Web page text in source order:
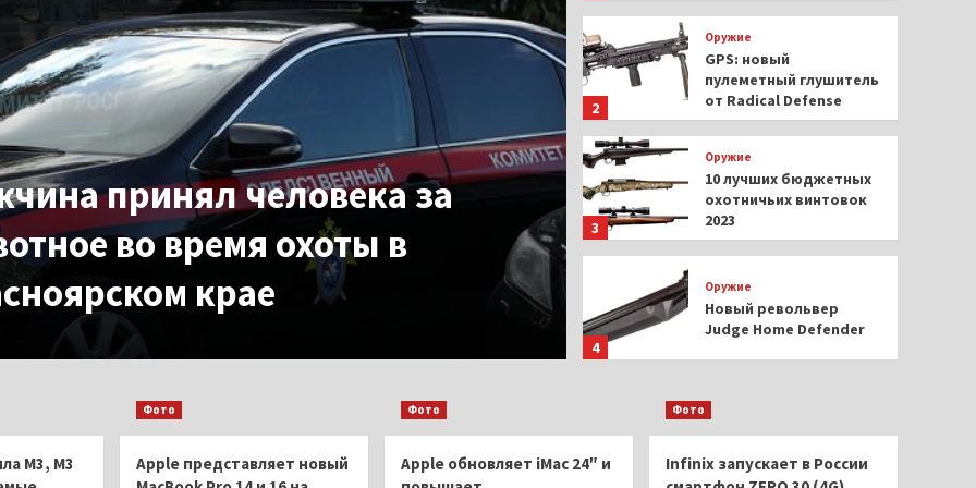
принял человека за
во время охоты в
крае
Охота
В Омской области
собаками на
0
2
Оружие
GPS: новый
пулеметный глушитель
от Radical Defense
3
Оружие
10 лучших бюджетных
охотничьих винтовок
2023
4
Оружие
Новый револьвер
Judge Home Defender
5
Оружейная
арахнология. Пистолет
SK Customs Alacran
M3, M3
Фото
Apple представляет новый
Фото
Apple обновляет iMac 24″ и
Фото
Infinix запускает в России